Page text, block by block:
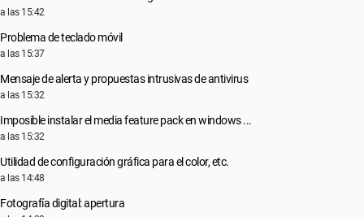
a las 15:42
Problema de teclado móvil
a las 15:37
Mensaje de alerta y propuestas intrusivas de antivirus
a las 15:32
Imposible instalar el media feature pack en windows ...
a las 15:32
Utilidad de configuración gráfica para el color, etc.
a las 14:48
Fotografía digital: apertura